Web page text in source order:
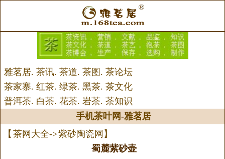
雅茗居. 茶讯. 茶道. 茶图 . 茶论坛
茶家寨. 红茶. 绿茶. 黑茶. 茶文化
普洱茶. 白茶. 花茶. 岩茶. 茶知识
手机茶叶网-雅茗居
【 茶网大全->紫砂陶瓷网 】
蜀麓紫砂壶